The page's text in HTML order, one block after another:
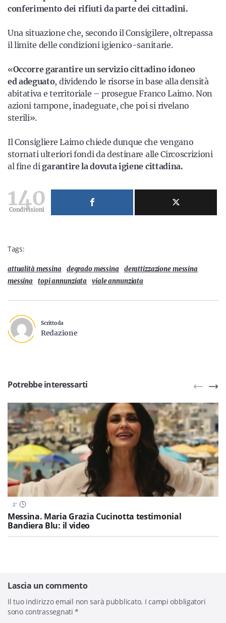
conferimento dei rifiuti da parte dei cittadini.
Una situazione che, secondo il Consigilere, oltrepassa
il limite delle condizioni igienico-sanitarie.
«Occorre garantire un servizio cittadino idoneo
ed adeguato, dividendo le risorse in base alla densità
abitativa e territoriale – prosegue Franco Laimo. Non
azioni tampone, inadeguate, che poi si rivelano
sterili».
Il Consigliere Laimo chiede dunque che vengano
stornati ulteriori fondi da destinare alle Circoscrizioni
al fine digarantire la dovuta igiene cittadina.
140
Condivisioni
Tags:
attualità messina degrado messina derattizzazione messina
messina topi annunziata viale annunziata
Scritto da
Redazione
Potrebbe interessarti
2'
Messina. Maria Grazia Cucinotta testimonial
Bandiera Blu: il video
Lascia un commento
Il tuo indirizzo email non sarà pubblicato. I campi obbligatori
sono contrassegnati*